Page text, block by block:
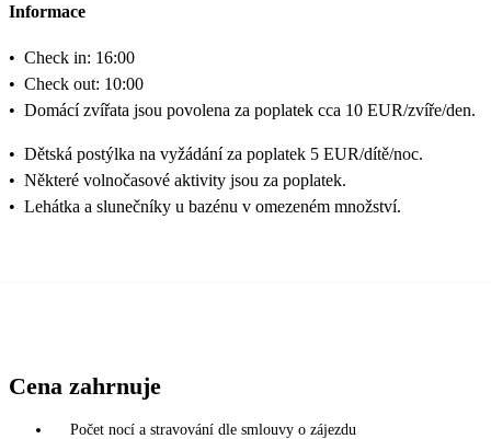
Informace
• Check in: 16:00
• Check out: 10:00
• Domácí zvířata jsou povolena za poplatek cca 10 EUR/zvíře/den.
• Dětská postýlka na vyžádání za poplatek 5 EUR/dítě/noc.
• Některé volnočasové aktivity jsou za poplatek.
• Lehátka a slunečníky u bazénu v omezeném množství.
Cena zahrnuje
Počet nocí a stravování dle smlouvy o zájezdu